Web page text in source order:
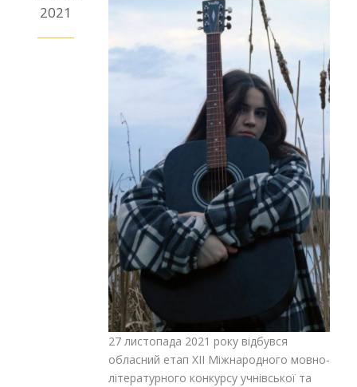
2021
27 листопада 2021 року відбувся
обласний етап ХІІ Міжнародного мовно-
літературного конкурсу учнівської та